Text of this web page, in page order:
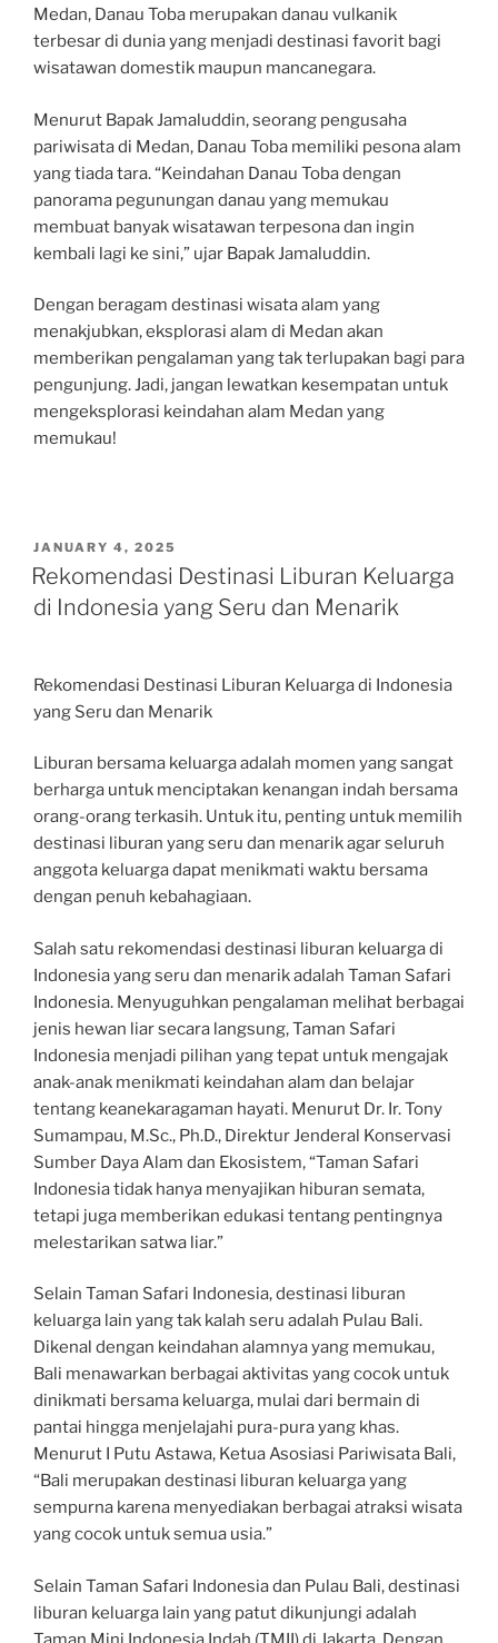
Medan, Danau Toba merupakan danau vulkanik
terbesar di dunia yang menjadi destinasi favorit bagi
wisatawan domestik maupun mancanegara.
Menurut Bapak Jamaluddin, seorang pengusaha
pariwisata di Medan, Danau Toba memiliki pesona alam
yang tiada tara. “Keindahan Danau Toba dengan
panorama pegunungan danau yang memukau
membuat banyak wisatawan terpesona dan ingin
kembali lagi ke sini,” ujar Bapak Jamaluddin.
Dengan beragam destinasi wisata alam yang
menakjubkan, eksplorasi alam di Medan akan
memberikan pengalaman yang tak terlupakan bagi para
pengunjung. Jadi, jangan lewatkan kesempatan untuk
mengeksplorasi keindahan alam Medan yang
memukau!
POSTED
ON
JANUARY 4, 2025
Rekomendasi Destinasi Liburan Keluarga
di Indonesia yang Seru dan Menarik
Rekomendasi Destinasi Liburan Keluarga di Indonesia
yang Seru dan Menarik
Liburan bersama keluarga adalah momen yang sangat
berharga untuk menciptakan kenangan indah bersama
orang-orang terkasih. Untuk itu, penting untuk memilih
destinasi liburan yang seru dan menarik agar seluruh
anggota keluarga dapat menikmati waktu bersama
dengan penuh kebahagiaan.
Salah satu rekomendasi destinasi liburan keluarga di
Indonesia yang seru dan menarik adalah Taman Safari
Indonesia. Menyuguhkan pengalaman melihat berbagai
jenis hewan liar secara langsung, Taman Safari
Indonesia menjadi pilihan yang tepat untuk mengajak
anak-anak menikmati keindahan alam dan belajar
tentang keanekaragaman hayati. Menurut Dr. Ir. Tony
Sumampau, M.Sc., Ph.D., Direktur Jenderal Konservasi
Sumber Daya Alam dan Ekosistem, “Taman Safari
Indonesia tidak hanya menyajikan hiburan semata,
tetapi juga memberikan edukasi tentang pentingnya
melestarikan satwa liar.”
Selain Taman Safari Indonesia, destinasi liburan
keluarga lain yang tak kalah seru adalah Pulau Bali.
Dikenal dengan keindahan alamnya yang memukau,
Bali menawarkan berbagai aktivitas yang cocok untuk
dinikmati bersama keluarga, mulai dari bermain di
pantai hingga menjelajahi pura-pura yang khas.
Menurut I Putu Astawa, Ketua Asosiasi Pariwisata Bali,
“Bali merupakan destinasi liburan keluarga yang
sempurna karena menyediakan berbagai atraksi wisata
yang cocok untuk semua usia.”
Selain Taman Safari Indonesia dan Pulau Bali, destinasi
liburan keluarga lain yang patut dikunjungi adalah